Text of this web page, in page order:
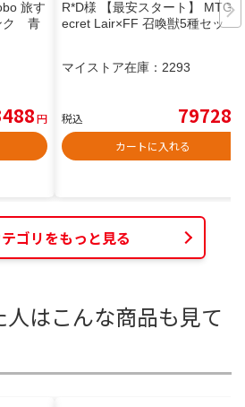
旅す
ク 青
円
R*D様 【最安スタート】 MTG S
ecret Lair×FF 召喚獣5種セッ
マイストア在庫： 2293
税込 79728
カートに入れる
ゴリをもっと見る
人はこんな商品も見て